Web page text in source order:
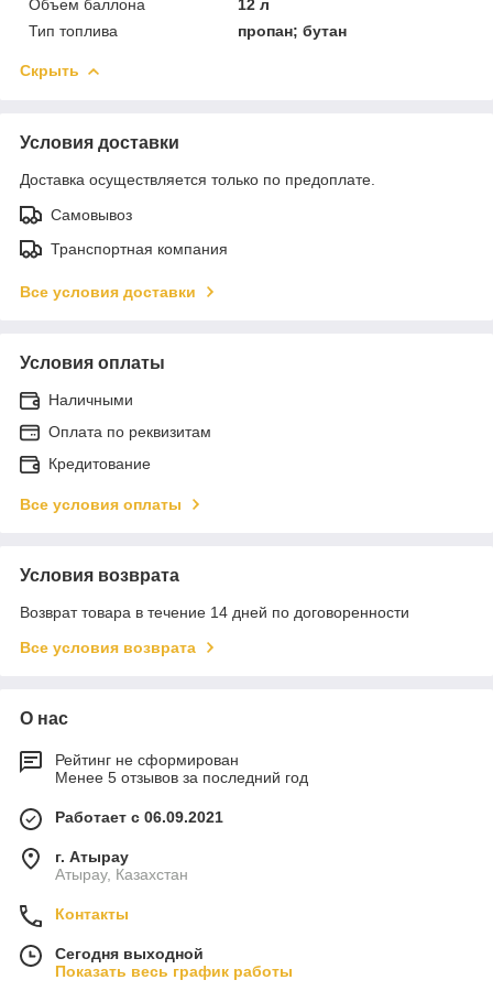
Объем баллона
12 л
Тип топлива
пропан; бутан
Скрыть
Условия доставки
Доставка осуществляется только по предоплате.
Самовывоз
Транспортная компания
Все условия доставки
Условия оплаты
Наличными
Оплата по реквизитам
Кредитование
Все условия оплаты
Условия возврата
Возврат товара в течение 14 дней по договоренности
Все условия возврата
О нас
Рейтинг не сформирован
Менее 5 отзывов за последний год
Работает с 06.09.2021
г. Атырау
Атырау, Казахстан
Контакты
Сегодня выходной
Показать весь график работы